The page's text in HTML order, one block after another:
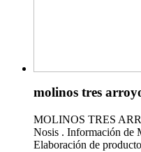
molinos tres
MOLINOS TRES
Nosis . Información
Elaboración de